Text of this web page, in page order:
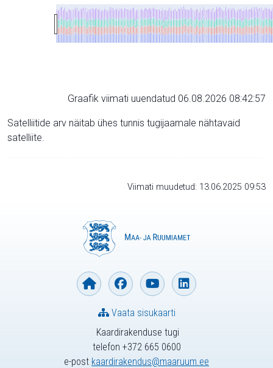
Graafik viimati uuendatud 06.08.2026 08:42:57
Satelliitide arv näitab ühes tunnis tugijaamale nähtavaid
satelliite.
Viimati muudetud: 13.06.2025 09:53
Kaardirakenduse tugi
telefon +372 665 0600
e-post kaardirakendus@maaruum.ee
Vaata sisukaarti